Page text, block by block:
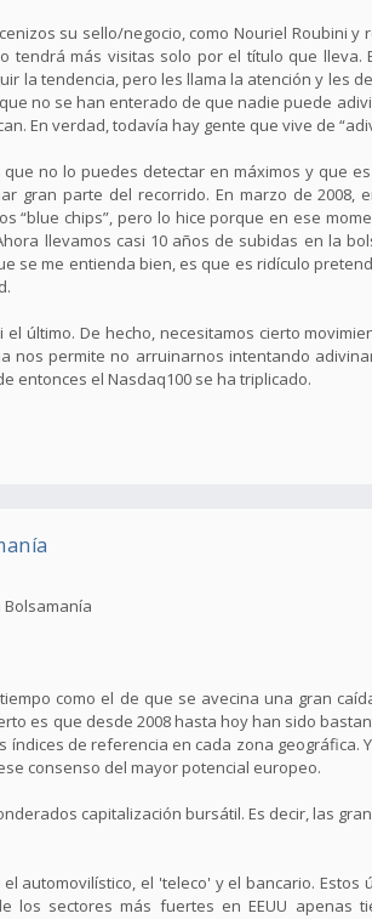
su sello/negocio, como Nouriel Roubini
tendrá más visitas solo por el título que lleva.
la tendencia, pero les llama la atención y les
no se han enterado de que nadie puede
En verdad, todavía hay gente que vive de
no lo puedes detectar en máximos y que
gran parte del recorrido. En marzo de 2008,
“blue chips”, pero lo hice porque en ese
llevamos casi 10 años de subidas en la
se me entienda bien, es que es ridículo
último. De hecho, necesitamos cierto
nos permite no arruinarnos intentando
entonces el Nasdaq100 se ha triplicado.
como el de que se avecina una gran
es que desde 2008 hasta hoy han sido
índices de referencia en cada zona geográfica.
consenso del mayor potencial europeo.
capitalización bursátil. Es decir, las
automovilístico, el 'teleco' y el bancario. Estos
sectores más fuertes en EEUU apenas